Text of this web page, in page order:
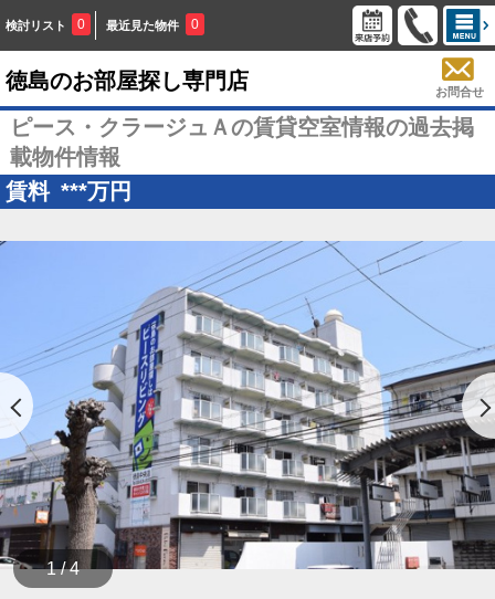
検討リスト 0 最近見た物件 0
徳島のお部屋探し専門店 お問合せ
ピース・クラージュＡの賃貸空室情報の過去掲
載物件情報
賃料 ***万円
1 / 4